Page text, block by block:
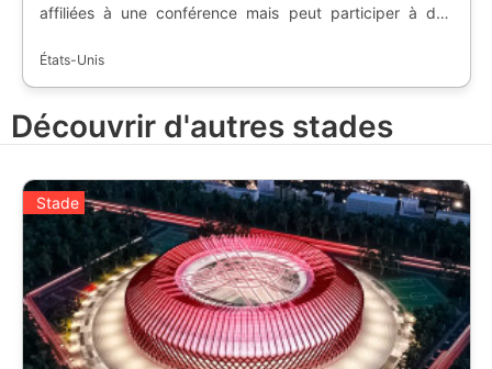
affiliées à une conférence mais peut participer à des
principal est à Indianapolis, dans l'état de l'Indiana. La
États-Unis
Découvrir d'autres stades
Stade